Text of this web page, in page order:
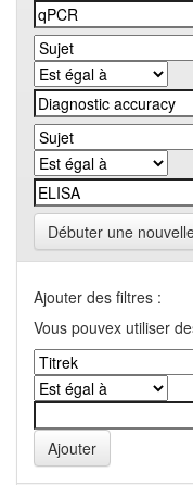
Débuter une
Ajouter des filtres :
Vous pouvex utiliser